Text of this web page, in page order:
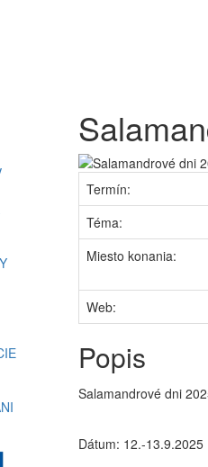
Termín:
Téma:
Miesto konania:
Web:
Popis
Salamandrové dni
Dátum: 12.-13.9.2025